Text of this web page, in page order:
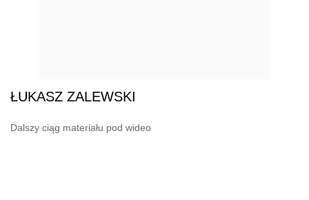
ŁUKASZ ZALEWSKI
Dalszy ciąg materiału pod wideo